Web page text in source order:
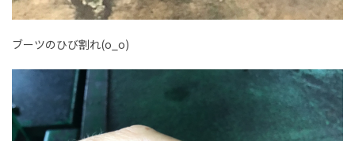
ブーツのひび割れ(o_o)